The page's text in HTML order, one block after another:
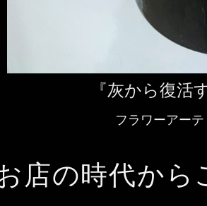
『灰から復活
フラワーアー
店の時代から